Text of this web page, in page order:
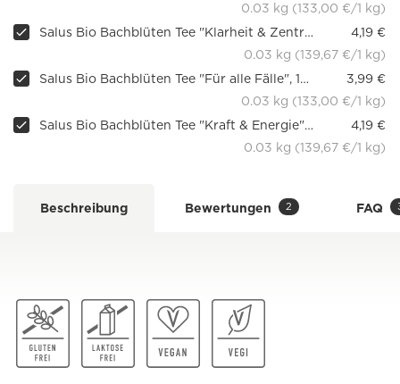
0.03 kg (133,00 €/1 kg)
Salus Bio Bachblüten Tee "Klarheit & Zentrierung", 15 Teebeutel
4,19 €
0.03 kg (139,67 €/1 kg)
Salus Bio Bachblüten Tee "Für alle Fälle", 15 Btl.
3,99 €
0.03 kg (133,00 €/1 kg)
Salus Bio Bachblüten Tee "Kraft & Energie", 15 Teebeutel
4,19 €
0.03 kg (139,67 €/1 kg)
Beschreibung Bewertungen 2 FAQ